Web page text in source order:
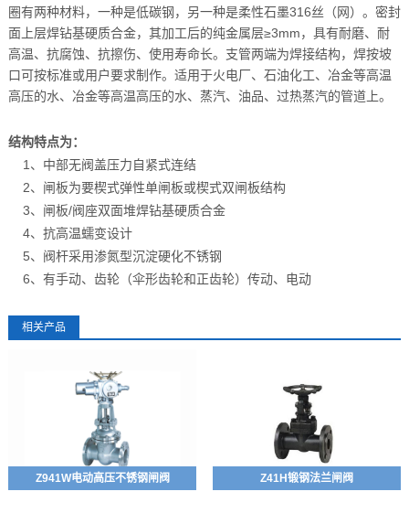
圈有两种材料，一种是低碳钢，另一种是柔性石墨316丝（网）。密封
面上层焊钻基硬质合金，其加工后的纯金属层≥3mm，具有耐磨、耐
高温、抗腐蚀、抗擦伤、使用寿命长。支管两端为焊接结构，焊按坡
口可按标准或用户要求制作。适用于火电厂、石油化工、冶金等高温
高压的水、冶金等高温高压的水、蒸汽、油品、过热蒸汽的管道上。
结构特点为：
1、中部无阀盖压力自紧式连结
2、闸板为要楔式弹性单闸板或楔式双闸板结构
3、闸板/阀座双面堆焊钻基硬质合金
4、抗高温蠕变设计
5、阀杆采用渗氮型沉淀硬化不锈钢
6、有手动、齿轮（伞形齿轮和正齿轮）传动、电动
相关产品
Z941W电动高压不锈钢闸阀 Z41H锻钢法兰闸阀